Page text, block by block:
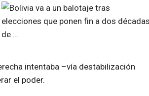
intentaba –vía destabilización
el poder.